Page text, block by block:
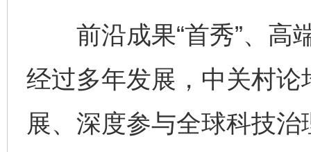
前沿成果“首秀”、高
经过多年发展，中关村
展、深度参与全球科技